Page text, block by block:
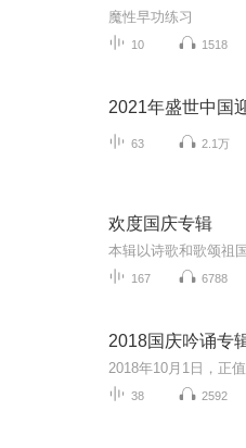
魔性早功练习
10 1518
2021年盛世中国
63 2.1万
欢度国庆专辑
167 6788
2018国庆吟诵专
38 2592